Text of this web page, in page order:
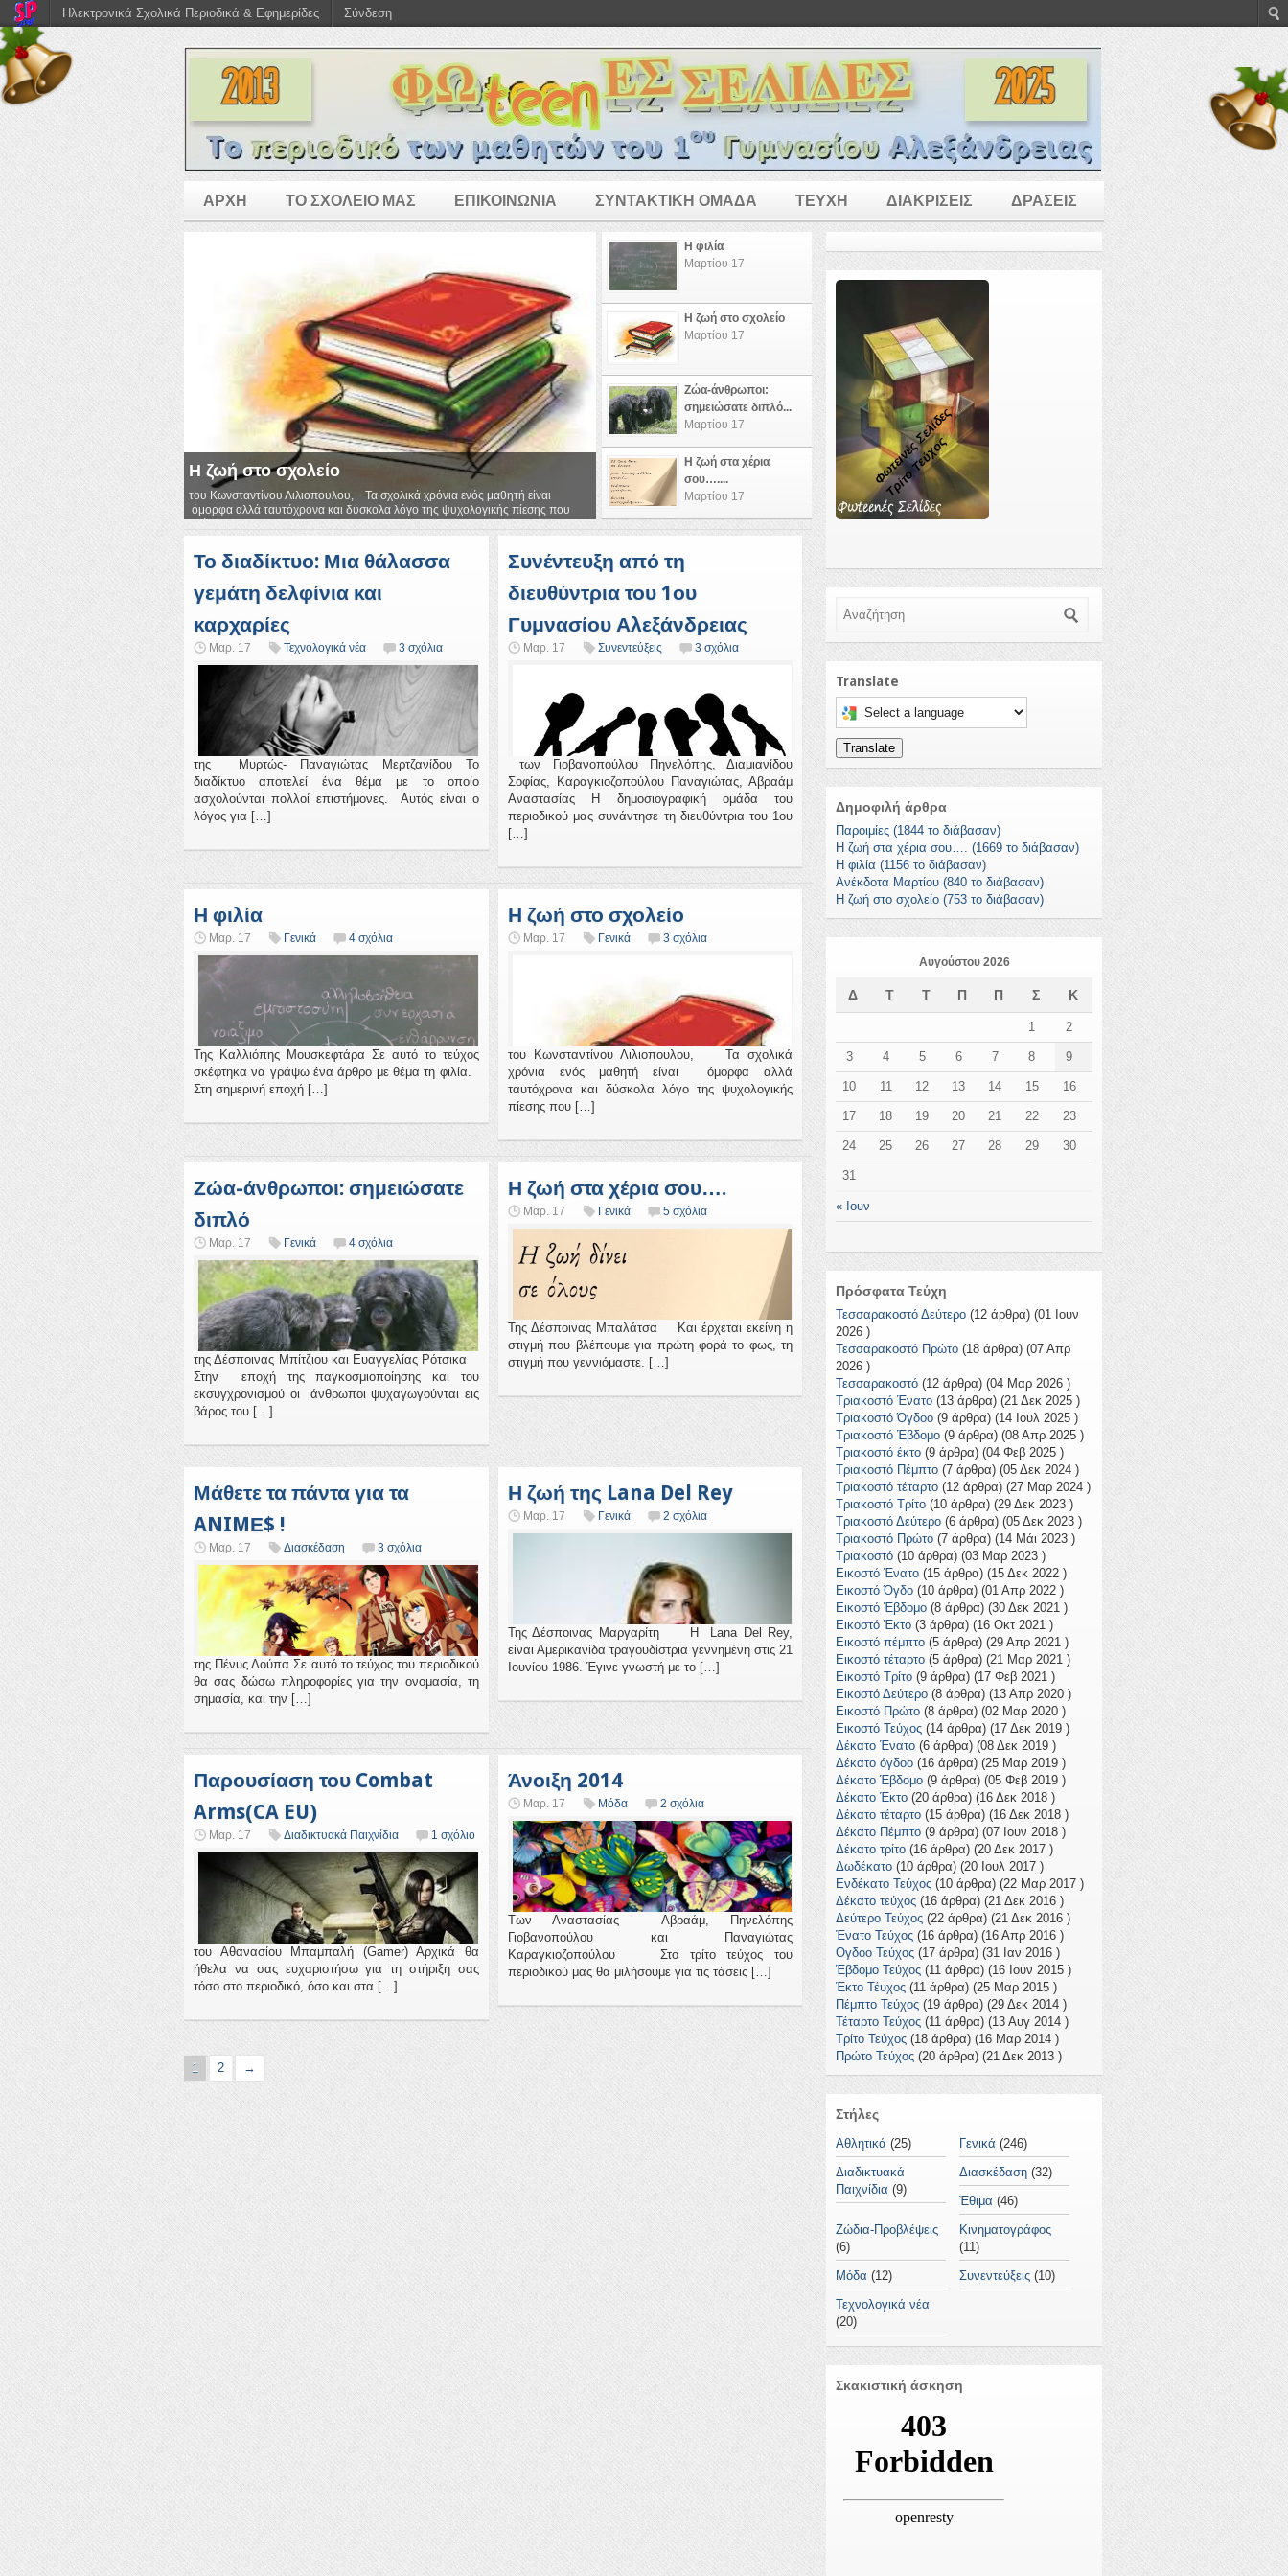
ΑΡΧΗ ΤΟ ΣΧΟΛΕΙΟ ΜΑΣ ΕΠΙΚΟΙΝΩΝΙΑ ΣΥΝΤΑΚΤΙΚΗ ΟΜΑΔΑ ΤΕΥΧΗ ΔΙΑΚΡΙΣΕΙΣ ΔΡΑΣΕΙΣ
Η φιλία
Μαρτίου 17
Η ζωή στο σχολείο
Μαρτίου 17
Ζώα-άνθρωποι:
σημειώσατε διπλό...
Μαρτίου 17
Η ζωή στα χέρια
σου…....
Μαρτίου 17
Η ζωή στο σχολείο
του Κωνσταντίνου Λιλιοπουλου, Τα σχολικά χρόνια ενός μαθητή είναι
όμορφα αλλά ταυτόχρονα και δύσκολα λόγο της ψυχολογικής πίεσης που
Το διαδίκτυο: Μια θάλασσα
γεμάτη δελφίνια και
καρχαρίες
Μαρ. 17 Τεχνολογικά νέα 3 σχόλια
της Μυρτώς- Παναγιώτας Μερτζανίδου Το
διαδίκτυο αποτελεί ένα θέμα με το οποίο
ασχολούνται πολλοί επιστήμονες. Αυτός είναι ο
λόγος για […]
Συνέντευξη από τη
διευθύντρια του 1ου
Γυμνασίου Αλεξάνδρειας
Μαρ. 17 Συνεντεύξεις 3 σχόλια
των Γιοβανοπούλου Πηνελόπης, Διαμιανίδου
Σοφίας, Καραγκιοζοπούλου Παναγιώτας, Αβραάμ
Αναστασίας Η δημοσιογραφική ομάδα του
περιοδικού μας συνάντησε τη διευθύντρια του 1ου
[…]
Η φιλία
Μαρ. 17 Γενικά 4 σχόλια
Της Καλλιόπης Μουσκεφτάρα Σε αυτό το τεύχος
σκέφτηκα να γράψω ένα άρθρο με θέμα τη φιλία.
Στη σημερινή εποχή […]
Η ζωή στο σχολείο
Μαρ. 17 Γενικά 3 σχόλια
του Κωνσταντίνου Λιλιοπουλου, Τα σχολικά
χρόνια ενός μαθητή είναι όμορφα αλλά
ταυτόχρονα και δύσκολα λόγο της ψυχολογικής
πίεσης που […]
Ζώα-άνθρωποι: σημειώσατε
διπλό
Μαρ. 17 Γενικά 4 σχόλια
της Δέσποινας Μπίτζιου και Ευαγγελίας Ρότσικα
Στην εποχή της παγκοσμιοποίησης και του
εκσυγχρονισμού οι άνθρωποι ψυχαγωγούνται εις
βάρος του […]
Η ζωή στα χέρια σου….
Μαρ. 17 Γενικά 5 σχόλια
Της Δέσποινας Μπαλάτσα Και έρχεται εκείνη η
στιγμή που βλέπουμε για πρώτη φορά το φως, τη
στιγμή που γεννιόμαστε. […]
Μάθετε τα πάντα για τα
ANIMΕ$ !
Μαρ. 17 Διασκέδαση 3 σχόλια
της Πένυς Λούπα Σε αυτό το τεύχος του περιοδικού
θα σας δώσω πληροφορίες για την ονομασία, τη
σημασία, και την […]
Η ζωή της Lana Del Rey
Μαρ. 17 Γενικά 2 σχόλια
Της Δέσποινας Μαργαρίτη H Lana Del Rey,
είναι Αμερικανίδα τραγουδίστρια γεννημένη στις 21
Ιουνίου 1986. Έγινε γνωστή με το […]
Παρουσίαση του Combat
Arms(CA EU)
Μαρ. 17 Διαδικτυακά Παιχνίδια 1 σχόλιο
του Αθανασίου Μπαμπαλή (Gamer) Αρχικά θα
ήθελα να σας ευχαριστήσω για τη στήριξη σας
τόσο στο περιοδικό, όσο και στα […]
Άνοιξη 2014
Μαρ. 17 Μόδα 2 σχόλια
Των Αναστασίας Αβραάμ, Πηνελόπης
Γιοβανοπούλου και Παναγιώτας
Καραγκιοζοπούλου Στο τρίτο τεύχος του
περιοδικού μας θα μιλήσουμε για τις τάσεις […]
1 2 →
Φωτεινές Σελίδες
Τρίτο Τεύχος
Translate
Select a language to translate this page
Translate
Δημοφιλή άρθρα
Παροιμίες (1844 το διάβασαν)
Η ζωή στα χέρια σου…. (1669 το διάβασαν)
Η φιλία (1156 το διάβασαν)
Ανέκδοτα Μαρτίου (840 το διάβασαν)
Η ζωή στο σχολείο (753 το διάβασαν)
Αυγούστου 2026
Δ Τ Τ Π Π Σ Κ
« Ιουν
1 2
3 4 5 6 7 8 9
10 11 12 13 14 15 16
17 18 19 20 21 22 23
24 25 26 27 28 29 30
31
Πρόσφατα Τεύχη
Τεσσαρακοστό Δεύτερο (12 άρθρα) (01 Ιουν
2026 )
Τεσσαρακοστό Πρώτο (18 άρθρα) (07 Απρ
2026 )
Τεσσαρακοστό (12 άρθρα) (04 Μαρ 2026 )
Τριακοστό Ένατο (13 άρθρα) (21 Δεκ 2025 )
Τριακοστό Όγδοο (9 άρθρα) (14 Ιουλ 2025 )
Τριακοστό Έβδομο (9 άρθρα) (08 Απρ 2025 )
Τριακοστό έκτο (9 άρθρα) (04 Φεβ 2025 )
Τριακοστό Πέμπτο (7 άρθρα) (05 Δεκ 2024 )
Τριακοστό τέταρτο (12 άρθρα) (27 Μαρ 2024 )
Τριακοστό Τρίτο (10 άρθρα) (29 Δεκ 2023 )
Τριακοστό Δεύτερο (6 άρθρα) (05 Δεκ 2023 )
Τριακοστό Πρώτο (7 άρθρα) (14 Μάι 2023 )
Τριακοστό (10 άρθρα) (03 Μαρ 2023 )
Εικοστό Ένατο (15 άρθρα) (15 Δεκ 2022 )
Εικοστό Όγδο (10 άρθρα) (01 Απρ 2022 )
Εικοστό Έβδομο (8 άρθρα) (30 Δεκ 2021 )
Εικοστό Έκτο (3 άρθρα) (16 Οκτ 2021 )
Εικοστό πέμπτο (5 άρθρα) (29 Απρ 2021 )
Εικοστό τέταρτο (5 άρθρα) (21 Μαρ 2021 )
Εικοστό Τρίτο (9 άρθρα) (17 Φεβ 2021 )
Εικοστό Δεύτερο (8 άρθρα) (13 Απρ 2020 )
Εικοστό Πρώτο (8 άρθρα) (02 Μαρ 2020 )
Εικοστό Τεύχος (14 άρθρα) (17 Δεκ 2019 )
Δέκατο Ένατο (6 άρθρα) (08 Δεκ 2019 )
Δέκατο όγδοο (16 άρθρα) (25 Μαρ 2019 )
Δέκατο Έβδομο (9 άρθρα) (05 Φεβ 2019 )
Δέκατο Έκτο (20 άρθρα) (16 Δεκ 2018 )
Δέκατο τέταρτο (15 άρθρα) (16 Δεκ 2018 )
Δέκατο Πέμπτο (9 άρθρα) (07 Ιουν 2018 )
Δέκατο τρίτο (16 άρθρα) (20 Δεκ 2017 )
Δωδέκατο (10 άρθρα) (20 Ιουλ 2017 )
Ενδέκατο Τεύχος (10 άρθρα) (22 Μαρ 2017 )
Δέκατο τεύχος (16 άρθρα) (21 Δεκ 2016 )
Δεύτερο Τεύχος (22 άρθρα) (21 Δεκ 2016 )
Ένατο Τεύχος (16 άρθρα) (16 Απρ 2016 )
Ογδοο Τεύχος (17 άρθρα) (31 Ιαν 2016 )
Έβδομο Τεύχος (11 άρθρα) (16 Ιουν 2015 )
Έκτο Τέυχος (11 άρθρα) (25 Μαρ 2015 )
Πέμπτο Τεύχος (19 άρθρα) (29 Δεκ 2014 )
Τέταρτο Τεύχος (11 άρθρα) (13 Αυγ 2014 )
Τρίτο Τεύχος (18 άρθρα) (16 Μαρ 2014 )
Πρώτο Τεύχος (20 άρθρα) (21 Δεκ 2013 )
Στήλες
Αθλητικά (25) Γενικά (246)
Διαδικτυακά
Παιχνίδια (9)
Διασκέδαση (32)
Έθιμα (46)
Ζώδια-Προβλέψεις
(6)
Κινηματογράφος
(11)
Μόδα (12) Συνεντεύξεις (10)
Τεχνολογικά νέα
(20)
Σκακιστική άσκηση
Ηλεκτρονικά Σχολικά Περιοδικά & Εφημερίδες Σύνδεση